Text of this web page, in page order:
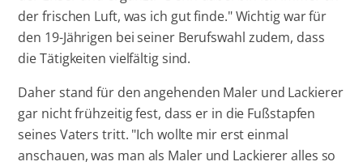
der frischen Luft, was ich gut finde." Wichtig war für
den 19-Jährigen bei seiner Berufswahl zudem, dass
die Tätigkeiten vielfältig sind.
Daher stand für den angehenden Maler und Lackierer
gar nicht frühzeitig fest, dass er in die Fußstapfen
seines Vaters tritt. "Ich wollte mir erst einmal
anschauen, was man als Maler und Lackierer alles so